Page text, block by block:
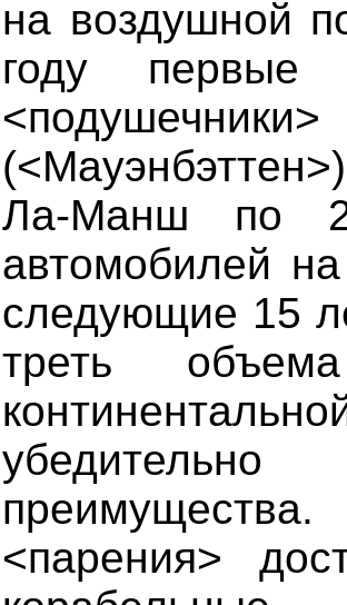
на воздушной
году первые
Ла-Манш по
автомобилей
следующие 15
треть
<парения>